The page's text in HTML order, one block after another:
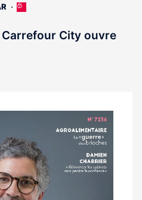
Cet
réservé
City ouvre